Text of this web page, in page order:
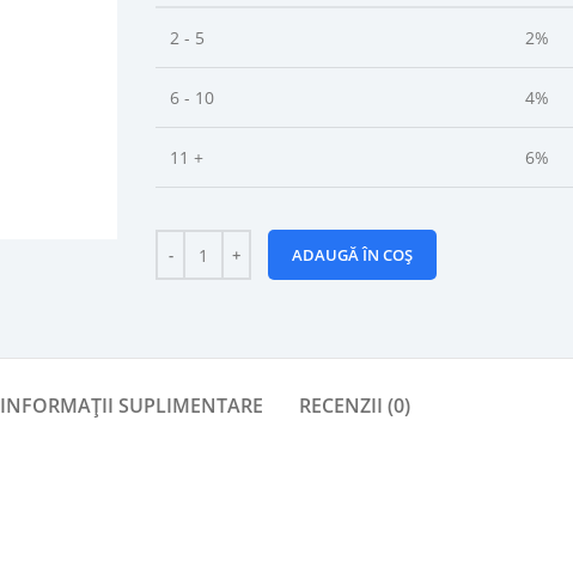
2 - 5 2%
6 - 10 4%
11 + 6%
ADAUGĂ ÎN COȘ
INFORMAȚII SUPLIMENTARE RECENZII (0)